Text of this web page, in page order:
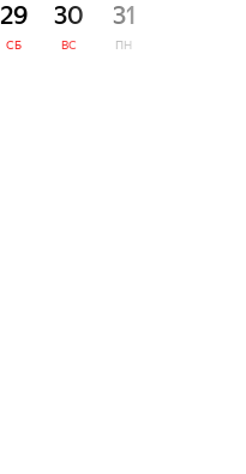
29
СБ
30
ВС
31
ПН